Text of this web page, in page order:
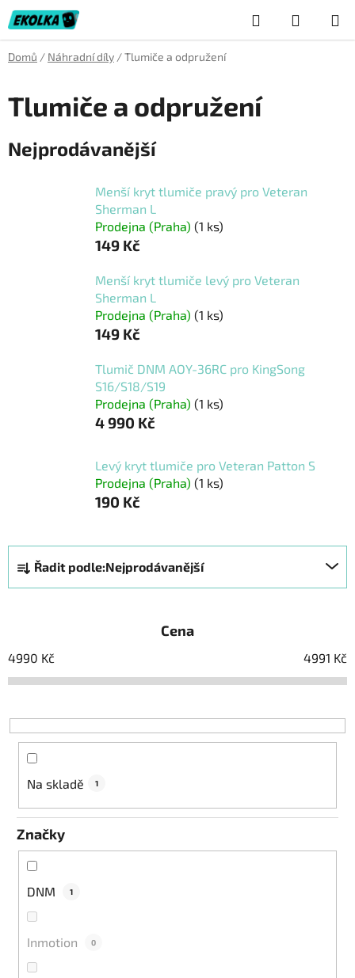
Přejít
na
obsah
Hledat
KOŠÍK
Domů / Náhradní díly /Tlumiče a odpružení
Tlumiče a odpružení
Nejprodávanější
Menší kryt tlumiče pravý pro Veteran
Sherman L
Prodejna (Praha) (1 ks)
149 Kč
Menší kryt tlumiče levý pro Veteran
Sherman L
Prodejna (Praha) (1 ks)
149 Kč
Tlumič DNM AOY-36RC pro KingSong
S16/S18/S19
Prodejna (Praha) (1 ks)
4 990 Kč
Levý kryt tlumiče pro Veteran Patton S
Prodejna (Praha) (1 ks)
190 Kč
Ř
a
z
í
p
o
d
ů
Řadit podle:Nejprodávanější
Cena
4990 Kč 4991 Kč
Na skladě 1
Značky
DNM 1
Inmotion 0